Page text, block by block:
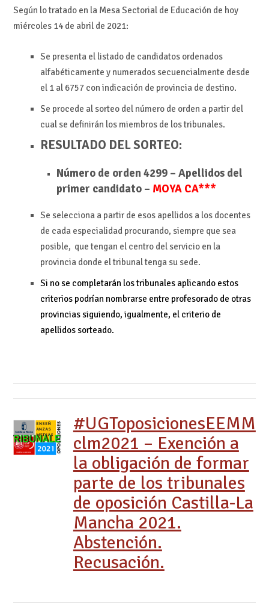
Según lo tratado en la Mesa Sectorial de Educación de hoy
miércoles 14 de abril de 2021:
Se presenta el listado de candidatos ordenados
alfabéticamente y numerados secuencialmente desde
el 1 al 6757 con indicación de provincia de destino.
Se procede al sorteo del número de orden a partir del
cual se definirán los miembros de los tribunales.
RESULTADO DEL SORTEO:
Número de orden 4299 – Apellidos del
primer candidato – MOYA CA***
Se selecciona a partir de esos apellidos a los docentes
de cada especialidad procurando, siempre que sea
posible, que tengan el centro del servicio en la
provincia donde el tribunal tenga su sede.
Si no se completarán los tribunales aplicando estos
criterios podrían nombrarse entre profesorado de otras
provincias siguiendo, igualmente, el criterio de
apellidos sorteado.
#UGToposicionesEEMM
clm2021 – Exención a
la obligación de formar
parte de los tribunales
de oposición Castilla-La
Mancha 2021.
Abstención.
Recusación.